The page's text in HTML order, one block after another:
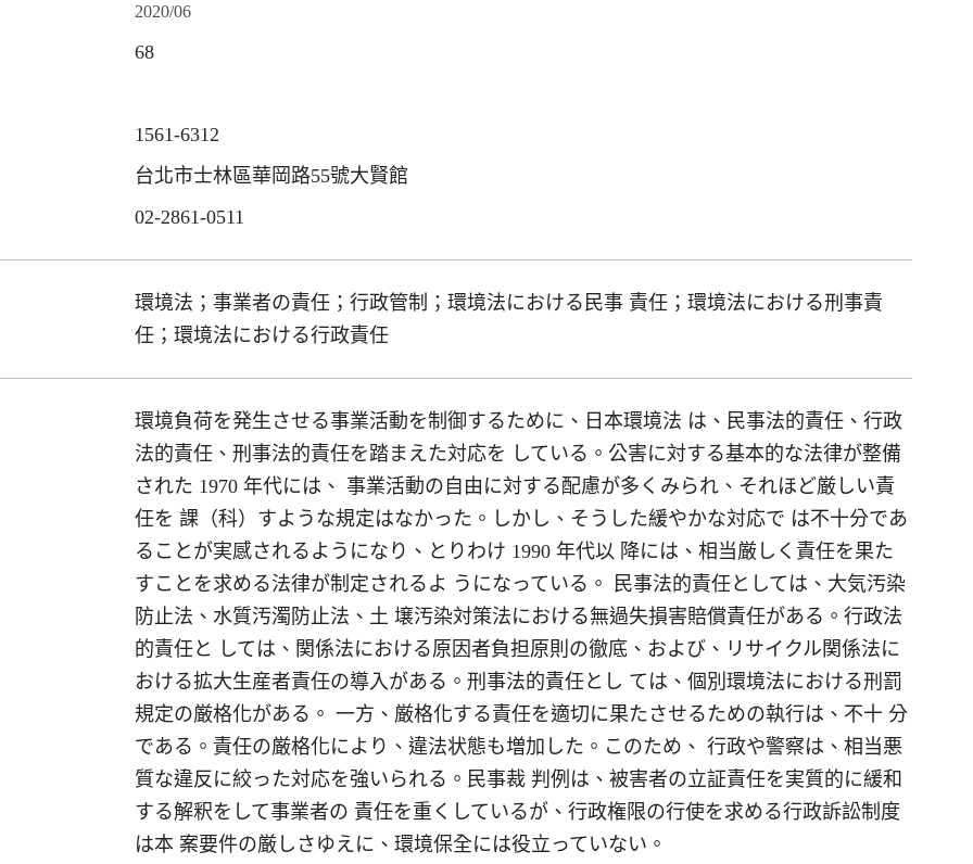
2020/06
68
1561-6312
台北市士林區華岡路55號大賢館
02-2861-0511
環境法；事業者の責任；行政管制；環境法における民事 責任；環境法における刑事責
任；環境法における行政責任
環境負荷を発生させる事業活動を制御するために、日本環境法 は、民事法的責任、行政
法的責任、刑事法的責任を踏まえた対応を している。公害に対する基本的な法律が整備
された 1970 年代には、 事業活動の自由に対する配慮が多くみられ、それほど厳しい責
任を 課（科）すような規定はなかった。しかし、そうした緩やかな対応で は不十分であ
ることが実感されるようになり、とりわけ 1990 年代以 降には、相当厳しく責任を果た
すことを求める法律が制定されるよ うになっている。 民事法的責任としては、大気汚染
防止法、水質汚濁防止法、土 壌汚染対策法における無過失損害賠償責任がある。行政法
的責任と しては、関係法における原因者負担原則の徹底、および、リサイクル関係法に
おける拡大生産者責任の導入がある。刑事法的責任とし ては、個別環境法における刑罰
規定の厳格化がある。 一方、厳格化する責任を適切に果たさせるための執行は、不十 分
である。責任の厳格化により、違法状態も増加した。このため、 行政や警察は、相当悪
質な違反に絞った対応を強いられる。民事裁 判例は、被害者の立証責任を実質的に緩和
する解釈をして事業者の 責任を重くしているが、行政権限の行使を求める行政訴訟制度
は本 案要件の厳しさゆえに、環境保全には役立っていない。